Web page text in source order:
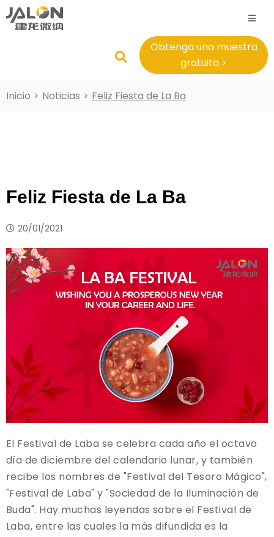
Obtenga una muestra
gratuita >
Inicio > Noticias > Feliz Fiesta de La Ba
Feliz Fiesta de La Ba
20/01/2021
El Festival de Laba se celebra cada año el octavo
día de diciembre del calendario lunar, y también
recibe los nombres de "Festival del Tesoro Mágico",
"Festival de Laba" y "Sociedad de la Iluminación de
Buda". Hay muchas leyendas sobre el Festival de
Laba, entre las cuales la más difundida es la